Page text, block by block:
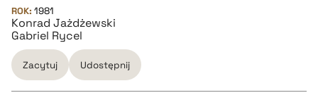
ROK: 1981
Konrad Jażdżewski
Gabriel Rycel
Zacytuj Udostępnij